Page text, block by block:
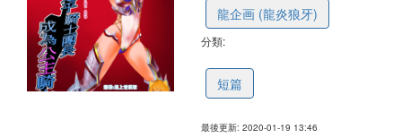
龍企画 (龍炎狼牙)
分類:
短篇
最後更新: 2020-01-19 13:46